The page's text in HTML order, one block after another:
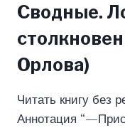
Сводные.
Орлова)
Читать книгу без
Аннотация